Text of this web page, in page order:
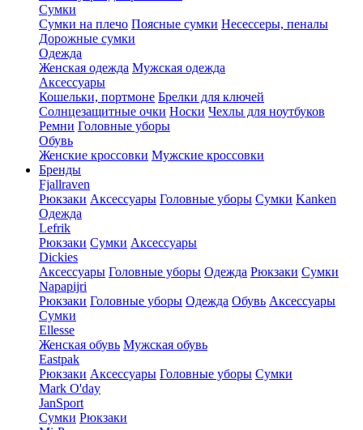
Сумки
Сумки на плечо Поясные сумки Несессеры, пеналы
Дорожные сумки
Одежда
Женская одежда Мужская одежда
Аксессуары
Кошельки, портмоне Брелки для ключей
Солнцезащитные очки Носки Чехлы для ноутбуков
Ремни Головные уборы
Обувь
Женские кроссовки Мужские кроссовки
Бренды
Fjallraven
Рюкзаки Аксессуары Головные уборы Сумки Kanken
Одежда
Lefrik
Рюкзаки Сумки Аксессуары
Dickies
Аксессуары Головные уборы Одежда Рюкзаки Сумки
Napapijri
Рюкзаки Головные уборы Одежда Обувь Аксессуары
Сумки
Ellesse
Женская обувь Мужская обувь
Eastpak
Рюкзаки Аксессуары Головные уборы Сумки
Mark O'day
JanSport
Сумки Рюкзаки